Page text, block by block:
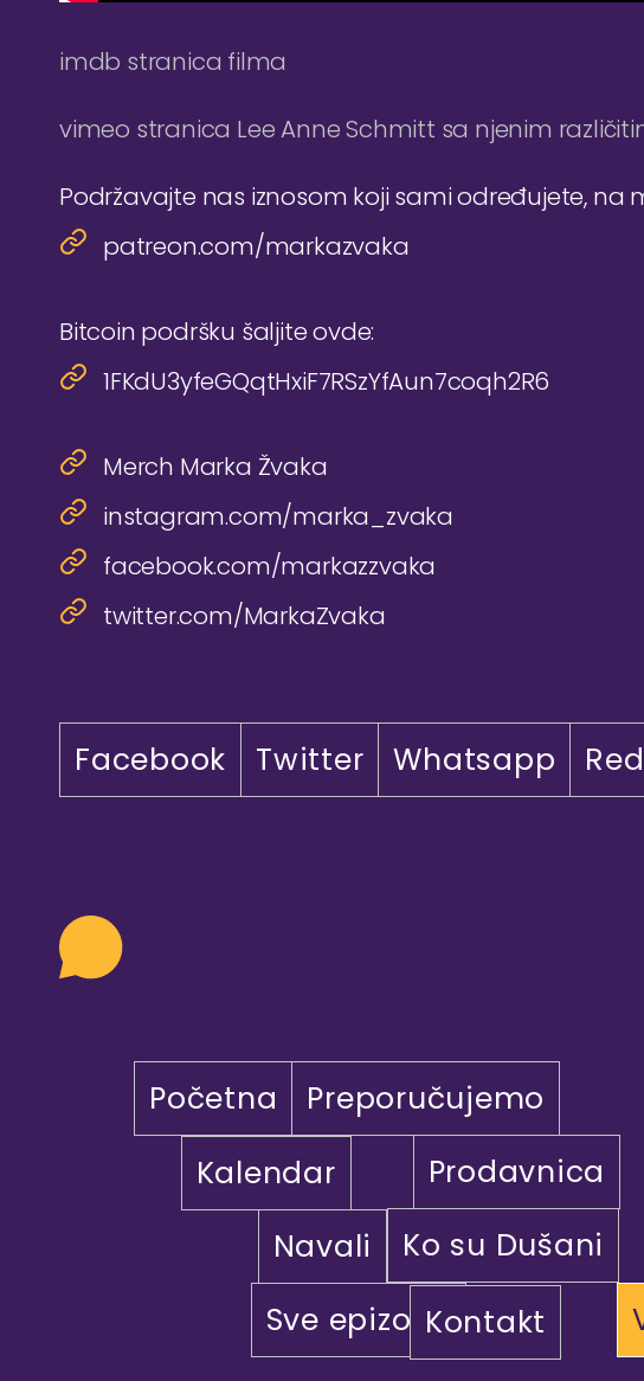
imdb stranica filma
vimeo stranica Lee Anne Schmitt sa njenim
Podržavajte nas iznosom koji sami određujete, na
patreon.com/markazvaka
Bitcoin podršku šaljite ovde:
1FKdU3yfeGQqtHxiF7RSzYfAun7coqh2R6
Merch Marka Žvaka
instagram.com/marka_zvaka
facebook.com/markazzvaka
twitter.com/MarkaZvaka
Facebook Twitter Whatsapp
Početna
Preporučujemo
Kalendar
Prodavnica
Navali
Ko su Dušani
Sve epizodeKontakt